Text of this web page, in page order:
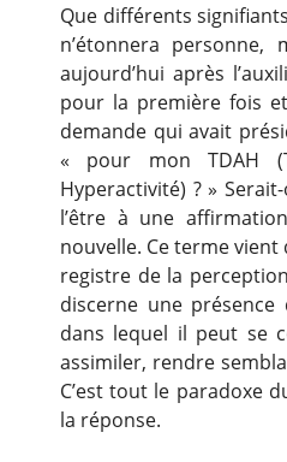
Que différents
n’étonnera
aujourd’hui après
pour la première fois
demande qui avait
« pour mon TDAH
Hyperactivité) ? »
l’être à une
nouvelle. Ce terme
registre de la
discerne une présence
dans lequel il peut se
assimiler, rendre
C’est tout le paradoxe
la réponse.